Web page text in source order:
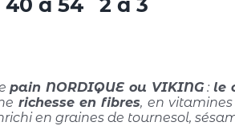
40 à 54 2 à 3
pain NORDIQUE ou VIKING:le
richesse en fibres, en
en graines de tournesol,